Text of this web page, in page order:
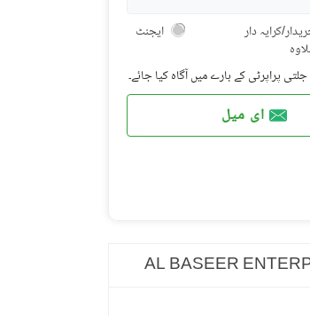
کرایہ دار
ایجنٹ
پراپرٹی کے بارے میں آگاہ کیا جائے۔
ای میل
AL BASEER